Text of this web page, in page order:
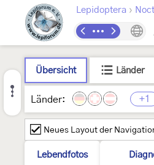
Lepidoptera ›
Übersicht Länder
Länder: +1
Neues Layout der
Lebendfotos